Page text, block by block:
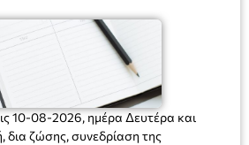
10-08-2026, ημέρα Δευτέρα και
δια ζώσης, συνεδρίαση της